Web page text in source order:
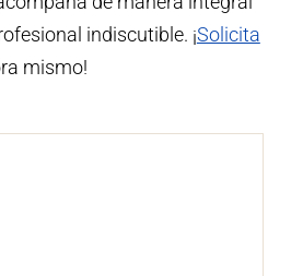
indiscutible. ¡Solicita
mismo!